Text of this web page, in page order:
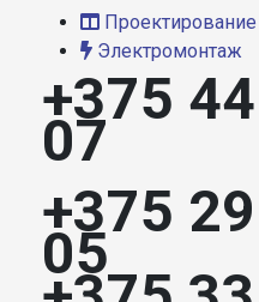
Проектирование
Электромонтаж
+375
07
+375
05